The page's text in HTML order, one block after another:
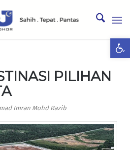
PILIHAN
Imran Mohd Razib